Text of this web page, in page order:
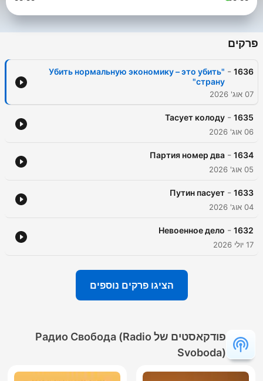
פרקים
1636
-
"Убить нормальную экономику – это убить
страну"
07 אוג' 2026
1635
-
Тасует колоду
06 אוג' 2026
1634
-
Партия номер два
05 אוג' 2026
1633
-
Путин пасует
04 אוג' 2026
1632
-
Невоенное дело
17 יולי 2026
הציגו פרקים נוספים
פודקאסטים של Радио Свобода (Radio
Svoboda)